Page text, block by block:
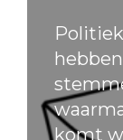
komt